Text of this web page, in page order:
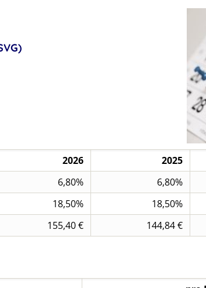
2026 2025
6,80% 6,80%
18,50% 18,50%
155,40 € 144,84 €